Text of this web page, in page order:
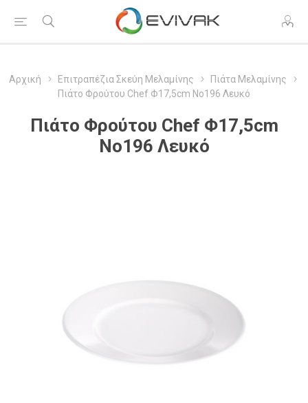
Αρχική Επιτραπέζια Σκεύη Μελαμίνης
Πιάτα Μελαμίνης
Πιάτο Φρούτου Chef Φ17,5cm Νο196 Λευκό
Πιάτο Φρούτου Chef Φ17,5cm
Νο196 Λευκό